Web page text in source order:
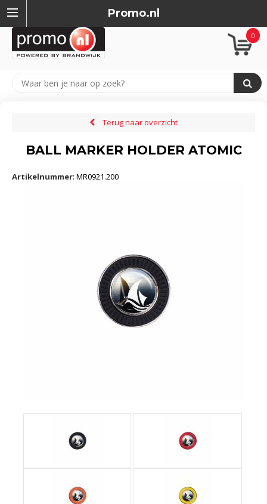
Promo.nl
0
Terug naar overzicht
BALL MARKER HOLDER ATOMIC
Artikelnummer: MR0921.200